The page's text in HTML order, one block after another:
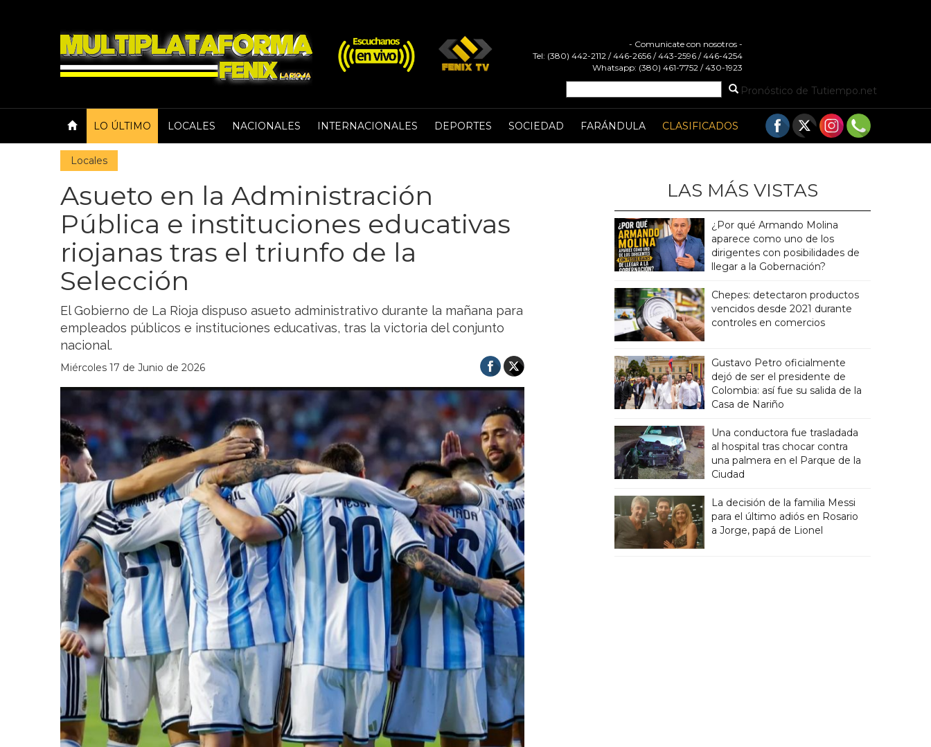
- Comunicate con nosotros -
Tel: (380) 442-2112 / 446-2656 / 443-2596 / 446-4254
Whatsapp: (380) 461-7752 / 430-1923
Pronóstico de Tutiempo.net
LO ÚLTIMO LOCALES NACIONALES INTERNACIONALES DEPORTES SOCIEDAD FARÁNDULA CLASIFICADOS
Locales
Asueto en la Administración
Pública e instituciones educativas
riojanas tras el triunfo de la
Selección
El Gobierno de La Rioja dispuso asueto administrativo durante la mañana para
empleados públicos e instituciones educativas, tras la victoria del conjunto
nacional.
Miércoles 17 de Junio de 2026
LAS MÁS VISTAS
¿Por qué Armando Molina
aparece como uno de los
dirigentes con posibilidades de
llegar a la Gobernación?
Chepes: detectaron productos
vencidos desde 2021 durante
controles en comercios
Gustavo Petro oficialmente
dejó de ser el presidente de
Colombia: así fue su salida de la
Casa de Nariño
Una conductora fue trasladada
al hospital tras chocar contra
una palmera en el Parque de la
Ciudad
La decisión de la familia Messi
para el último adiós en Rosario
a Jorge, papá de Lionel